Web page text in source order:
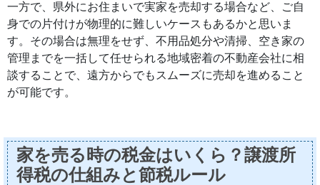
一方で、県外にお住まいで実家を売却する場合など、ご自
身での片付けが物理的に難しいケースもあるかと思いま
す。その場合は無理をせず、不用品処分や清掃、空き家の
管理までを一括して任せられる地域密着の不動産会社に相
談することで、遠方からでもスムーズに売却を進めること
が可能です。
家を売る時の税金はいくら？譲渡所
得税の仕組みと節税ルール